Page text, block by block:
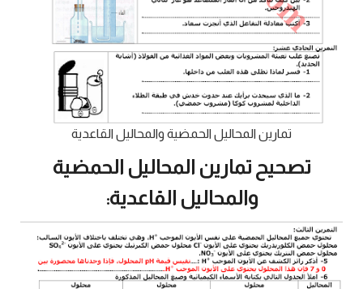
تمارين المحاليل الحمضية والمحاليل القاعدية
تصحيح تمارين المحاليل الحمضية
والمحاليل القاعدية: